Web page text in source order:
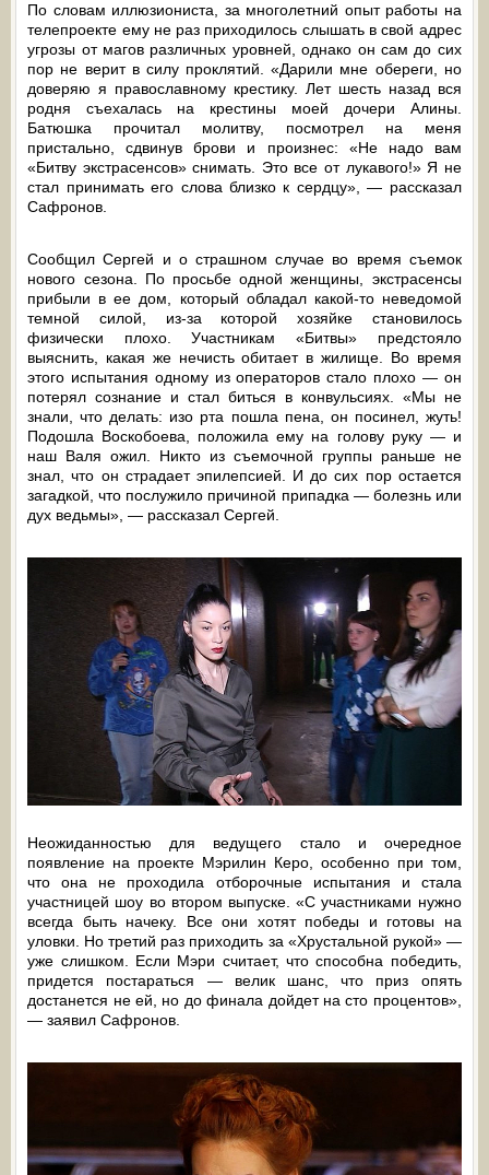
По словам иллюзиониста, за многолетний опыт работы на
телепроекте ему не раз приходилось слышать в свой адрес
угрозы от магов различных уровней, однако он сам до сих
пор не верит в силу проклятий. «Дарили мне обереги, но
доверяю я православному крестику. Лет шесть назад вся
родня съехалась на крестины моей дочери Алины.
Батюшка прочитал молитву, посмотрел на меня
пристально, сдвинув брови и произнес: «Не надо вам
«Битву экстрасенсов» снимать. Это все от лукавого!» Я не
стал принимать его слова близко к сердцу», — рассказал
Сафронов.
Сообщил Сергей и о страшном случае во время съемок
нового сезона. По просьбе одной женщины, экстрасенсы
прибыли в ее дом, который обладал какой-то неведомой
темной силой, из-за которой хозяйке становилось
физически плохо. Участникам «Битвы» предстояло
выяснить, какая же нечисть обитает в жилище. Во время
этого испытания одному из операторов стало плохо — он
потерял сознание и стал биться в конвульсиях. «Мы не
знали, что делать: изо рта пошла пена, он посинел, жуть!
Подошла Воскобоева, положила ему на голову руку — и
наш Валя ожил. Никто из съемочной группы раньше не
знал, что он страдает эпилепсией. И до сих пор остается
загадкой, что послужило причиной припадка — болезнь или
дух ведьмы», — рассказал Сергей.
Неожиданностью для ведущего стало и очередное
появление на проекте Мэрилин Керо, особенно при том,
что она не проходила отборочные испытания и стала
участницей шоу во втором выпуске. «С участниками нужно
всегда быть начеку. Все они хотят победы и готовы на
уловки. Но третий раз приходить за «Хрустальной рукой» —
уже слишком. Если Мэри считает, что способна победить,
придется постараться — велик шанс, что приз опять
достанется не ей, но до финала дойдет на сто процентов»,
— заявил Сафронов.